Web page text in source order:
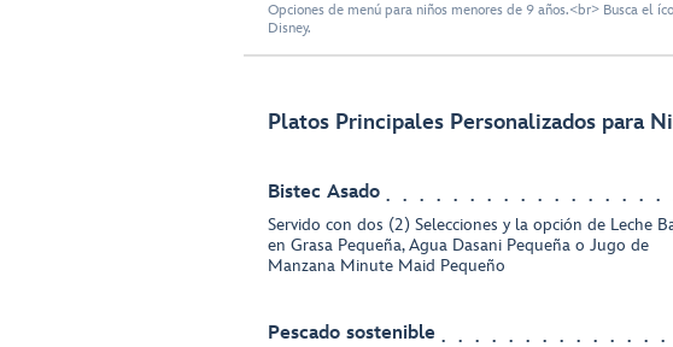
Opciones de menú para niños menores de 9 años.<br> Busca el
Disney.
Platos Principales Personalizados para
Bistec Asado
Servido con dos (2) Selecciones y la opción de Leche
en Grasa Pequeña, Agua Dasani Pequeña o Jugo de
Manzana Minute Maid Pequeño
Pescado sostenible